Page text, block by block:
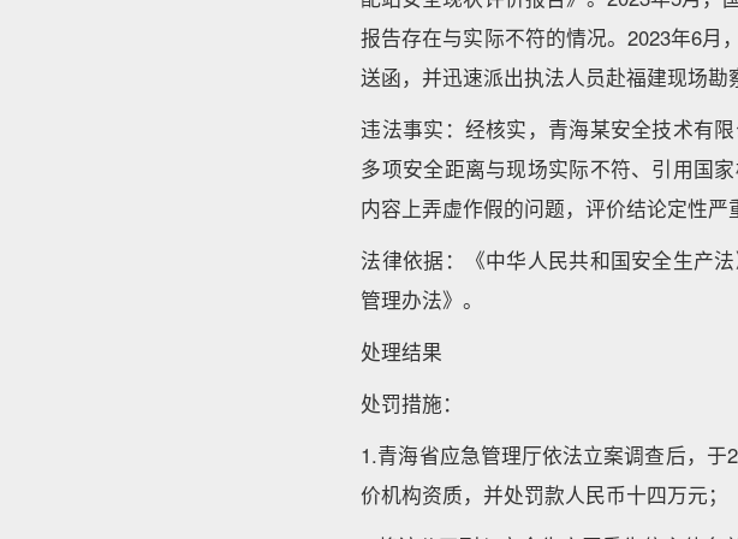
报告存在与实际不符的情况。2023年6月
送函，并迅速派出执法人员赴福建现场勘
违法事实：经核实，青海某安全技术有
多项安全距离与现场实际不符、引用国
内容上弄虚作假的问题，评价结论定性严
法律依据：《中华人民共和国安全生产
管理办法》。
处理结果
处罚措施：
1.青海省应急管理厅依法立案调查后，
价机构资质，并处罚款人民币十四万元；